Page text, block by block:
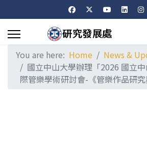
You are here: Home
News &
國立中山大學辦理「2026 國立
際管樂學術研討會-《管樂作品研